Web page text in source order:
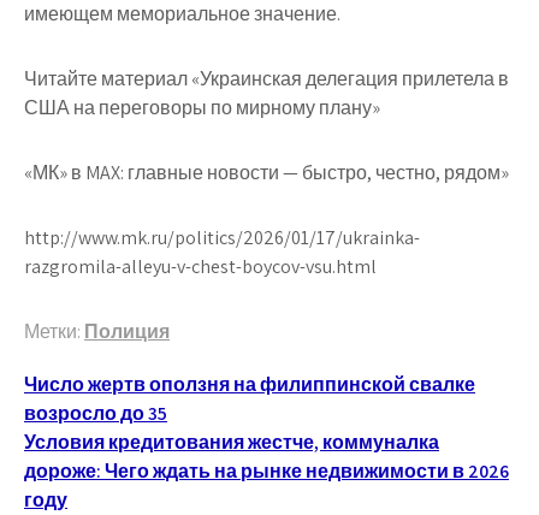
имеющем мемориальное значение.
Читайте материал «Украинская делегация прилетела в
США на переговоры по мирному плану»
«МК» в MAX: главные новости — быстро, честно, рядом»
http://www.mk.ru/politics/2026/01/17/ukrainka-
razgromila-alleyu-v-chest-boycov-vsu.html
Метки: Полиция
Навигация
по
записям
Число жертв оползня на филиппинской свалке
возросло до 35
Условия кредитования жестче, коммуналка
дороже: Чего ждать на рынке недвижимости в 2026
году